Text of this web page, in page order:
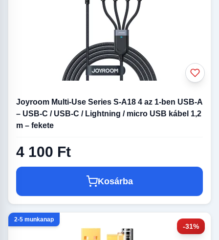
Joyroom Multi-Use Series S-A18 4 az 1-ben USB-A
– USB-C / USB-C / Lightning / micro USB kábel 1,2
m – fekete
4 100 Ft
Kosárba
-31%
2-5 munkanap